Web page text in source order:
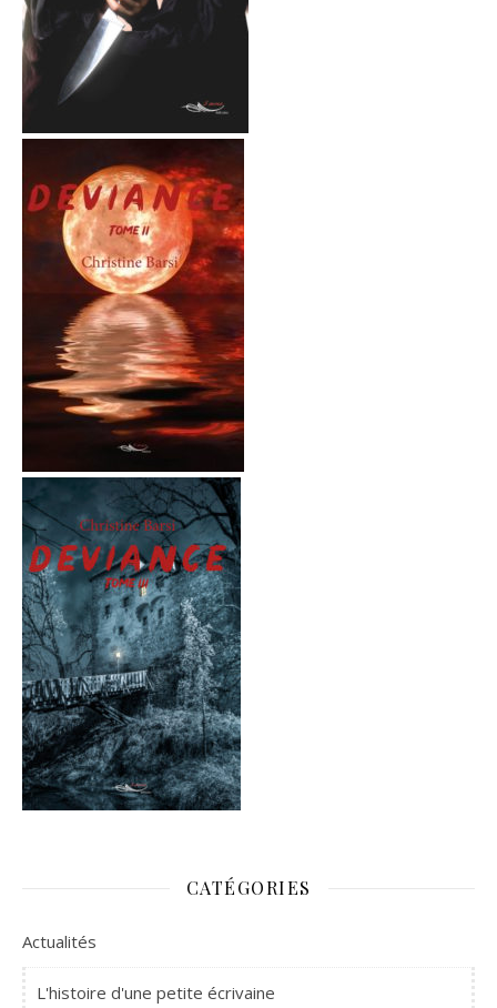
CATÉGORIES
Actualités
L'histoire d'une petite écrivaine